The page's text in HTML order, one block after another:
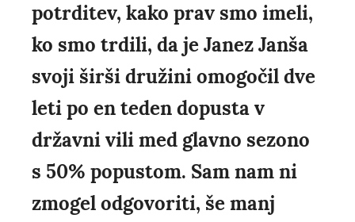
potrditev, kako prav smo imeli,
ko smo trdili, da je Janez Janša
svoji širši družini omogočil dve
leti po en teden dopusta v
državni vili med glavno sezono
s 50% popustom. Sam nam ni
zmogel odgovoriti, še manj